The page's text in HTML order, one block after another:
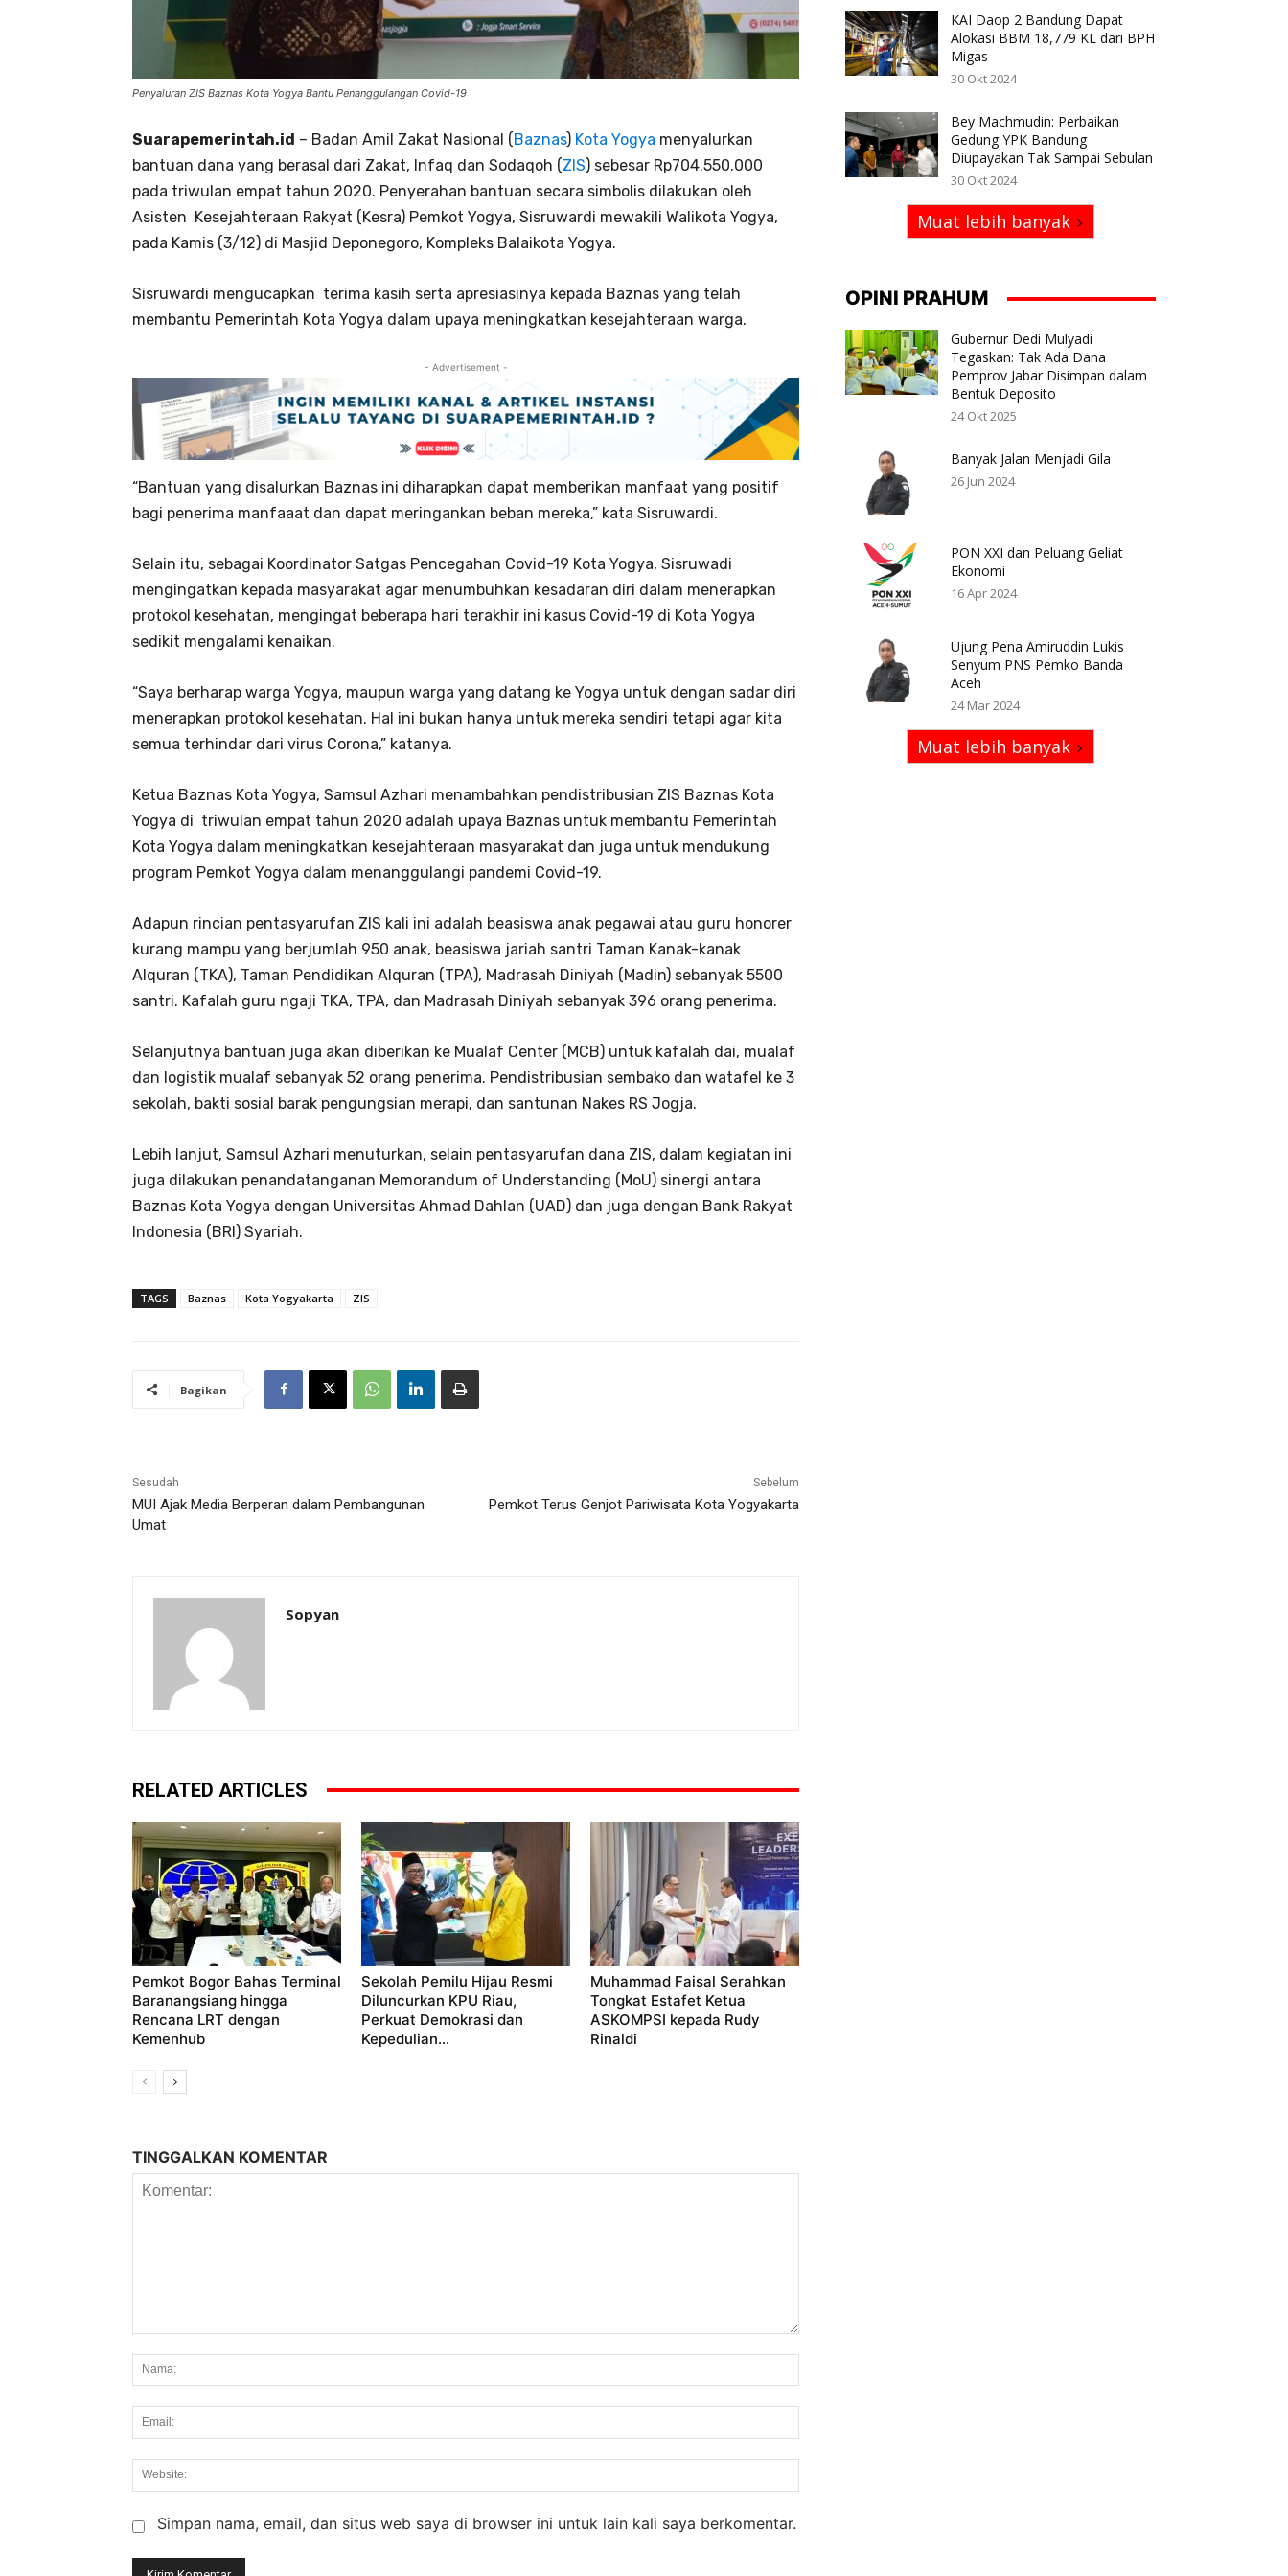
Penyaluran ZIS Baznas Kota Yogya Bantu Penanggulangan Covid-19
Suarapemerintah.id – Badan Amil Zakat Nasional (Baznas) Kota Yogya menyalurkan
bantuan dana yang berasal dari Zakat, Infaq dan Sodaqoh (ZIS) sebesar Rp704.550.000
pada triwulan empat tahun 2020. Penyerahan bantuan secara simbolis dilakukan oleh
Asisten Kesejahteraan Rakyat (Kesra) Pemkot Yogya, Sisruwardi mewakili Walikota Yogya,
pada Kamis (3/12) di Masjid Deponegoro, Kompleks Balaikota Yogya.
Sisruwardi mengucapkan terima kasih serta apresiasinya kepada Baznas yang telah
membantu Pemerintah Kota Yogya dalam upaya meningkatkan kesejahteraan warga.
- Advertisement -
“Bantuan yang disalurkan Baznas ini diharapkan dapat memberikan manfaat yang positif
bagi penerima manfaaat dan dapat meringankan beban mereka,” kata Sisruwardi.
Selain itu, sebagai Koordinator Satgas Pencegahan Covid-19 Kota Yogya, Sisruwadi
mengingatkan kepada masyarakat agar menumbuhkan kesadaran diri dalam menerapkan
protokol kesehatan, mengingat beberapa hari terakhir ini kasus Covid-19 di Kota Yogya
sedikit mengalami kenaikan.
“Saya berharap warga Yogya, maupun warga yang datang ke Yogya untuk dengan sadar diri
menerapkan protokol kesehatan. Hal ini bukan hanya untuk mereka sendiri tetapi agar kita
semua terhindar dari virus Corona,” katanya.
Ketua Baznas Kota Yogya, Samsul Azhari menambahkan pendistribusian ZIS Baznas Kota
Yogya di triwulan empat tahun 2020 adalah upaya Baznas untuk membantu Pemerintah
Kota Yogya dalam meningkatkan kesejahteraan masyarakat dan juga untuk mendukung
program Pemkot Yogya dalam menanggulangi pandemi Covid-19.
Adapun rincian pentasyarufan ZIS kali ini adalah beasiswa anak pegawai atau guru honorer
kurang mampu yang berjumlah 950 anak, beasiswa jariah santri Taman Kanak-kanak
Alquran (TKA), Taman Pendidikan Alquran (TPA), Madrasah Diniyah (Madin) sebanyak 5500
santri. Kafalah guru ngaji TKA, TPA, dan Madrasah Diniyah sebanyak 396 orang penerima.
Selanjutnya bantuan juga akan diberikan ke Mualaf Center (MCB) untuk kafalah dai, mualaf
dan logistik mualaf sebanyak 52 orang penerima. Pendistribusian sembako dan watafel ke 3
sekolah, bakti sosial barak pengungsian merapi, dan santunan Nakes RS Jogja.
Lebih lanjut, Samsul Azhari menuturkan, selain pentasyarufan dana ZIS, dalam kegiatan ini
juga dilakukan penandatanganan Memorandum of Understanding (MoU) sinergi antara
Baznas Kota Yogya dengan Universitas Ahmad Dahlan (UAD) dan juga dengan Bank Rakyat
Indonesia (BRI) Syariah.
TAGS Baznas Kota Yogyakarta ZIS
Bagikan
Sesudah
MUI Ajak Media Berperan dalam Pembangunan
Umat
Sebelum
Pemkot Terus Genjot Pariwisata Kota Yogyakarta
Sopyan
RELATED ARTICLES
Pemkot Bogor Bahas Terminal
Baranangsiang hingga
Rencana LRT dengan
Kemenhub
Sekolah Pemilu Hijau Resmi
Diluncurkan KPU Riau,
Perkuat Demokrasi dan
Kepedulian...
Muhammad Faisal Serahkan
Tongkat Estafet Ketua
ASKOMPSI kepada Rudy
Rinaldi
TINGGALKAN KOMENTAR
Simpan nama, email, dan situs web saya di browser ini untuk lain kali saya berkomentar.
KAI Daop 2 Bandung Dapat
Alokasi BBM 18,779 KL dari BPH
Migas
30 Okt 2024
Bey Machmudin: Perbaikan
Gedung YPK Bandung
Diupayakan Tak Sampai Sebulan
30 Okt 2024
Muat lebih banyak
OPINI PRAHUM
Gubernur Dedi Mulyadi
Tegaskan: Tak Ada Dana
Pemprov Jabar Disimpan dalam
Bentuk Deposito
24 Okt 2025
Banyak Jalan Menjadi Gila
26 Jun 2024
PON XXI dan Peluang Geliat
Ekonomi
16 Apr 2024
Ujung Pena Amiruddin Lukis
Senyum PNS Pemko Banda
Aceh
24 Mar 2024
Muat lebih banyak